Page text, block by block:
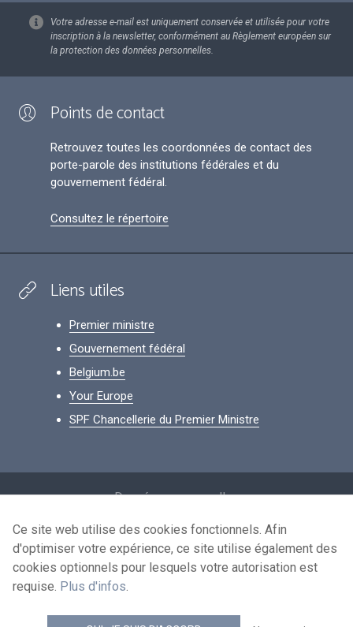
Votre adresse e-mail est uniquement conservée et utilisée pour votre
inscription à la newsletter, conformément au Règlement européen sur
la protection des données personnelles.
Points de contact
Retrouvez toutes les coordonnées de contact des
porte-parole des institutions fédérales et du
gouvernement fédéral.
Consultez le répertoire
Liens utiles
Premier ministre
Gouvernement fédéral
Belgium.be
Your Europe
SPF Chancellerie du Premier Ministre
Données personnelles
Conditions de réutilisation
Contactez-nous
Ce site web utilise des cookies fonctionnels. Afin
d'optimiser votre expérience, ce site utilise également des
cookies optionnels pour lesquels votre autorisation est
requise. Plus d'infos.